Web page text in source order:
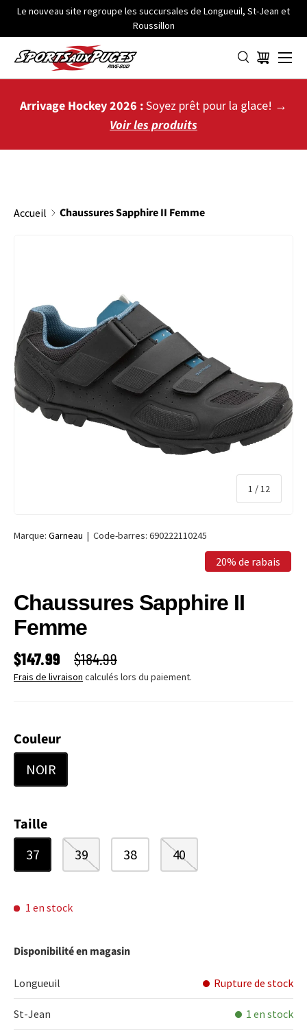
ALLER AU CONTENU
Le nouveau site regroupe les succursales de Longueuil, St-Jean et
Roussillon
Panier
Menu
Arrivage Hockey 2026 :Soyez prêt pour la glace! →
Voir les produits
Accueil Chaussures Sapphire II Femme
1 / de
12
Marque: Garneau | Code-barres: 690222110245
20% de rabais
Chaussures Sapphire II
Femme
PRIX SOLDÉ
$147.99 PRIX HABITUEL
$184.99
Frais de livraison calculés lors du paiement.
Couleur
NOIR
Taille
37 39 38 40
1 en stock
Disponibilité en magasin
Longueuil Rupture de stock
St-Jean 1 en stock